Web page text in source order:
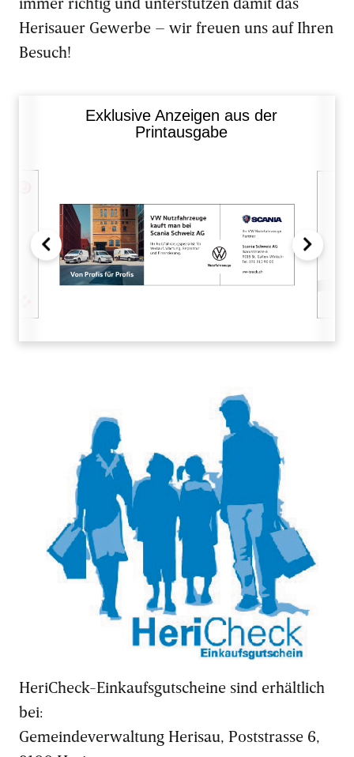
Herisauer Gewerbe – wir freuen uns auf Ihren
Besuch!
Exklusive Anzeigen aus der
Printausgabe
HeriCheck-Einkaufsgutscheine sind erhältlich
bei:
Gemeindeverwaltung Herisau, Poststrasse 6,